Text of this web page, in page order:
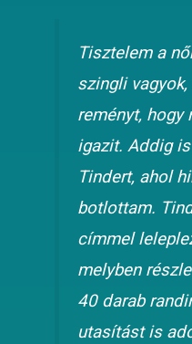
Tisztelem a
szingli
reményt, hogy
igazit. Addig
Tindert, ahol
botlottam.
címmel
melyben
40 darab
utasítást is